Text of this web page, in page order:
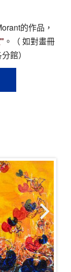
的作品，
。（ 如對畫冊
館）